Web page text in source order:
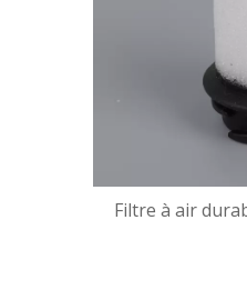
Filtre à air